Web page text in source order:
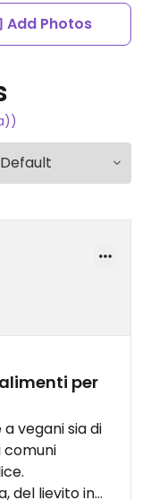
Add Photos
per
vegani sia di
comuni
del lievito in